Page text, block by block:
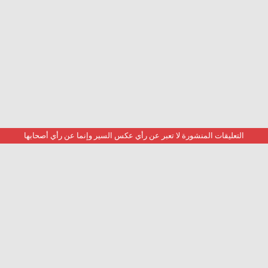
التعليقات المنشورة لا تعبر عن رأي عكس السير وإنما عن رأي أصحابها